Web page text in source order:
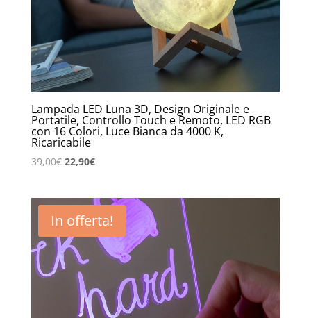
Lampada LED Luna 3D, Design Originale e
Portatile, Controllo Touch e Remoto, LED RGB
con 16 Colori, Luce Bianca da 4000 K,
Ricaricabile
39,00€ Il
era:
39,00€.
22,90€Il
è:
22,90€.
In offerta!